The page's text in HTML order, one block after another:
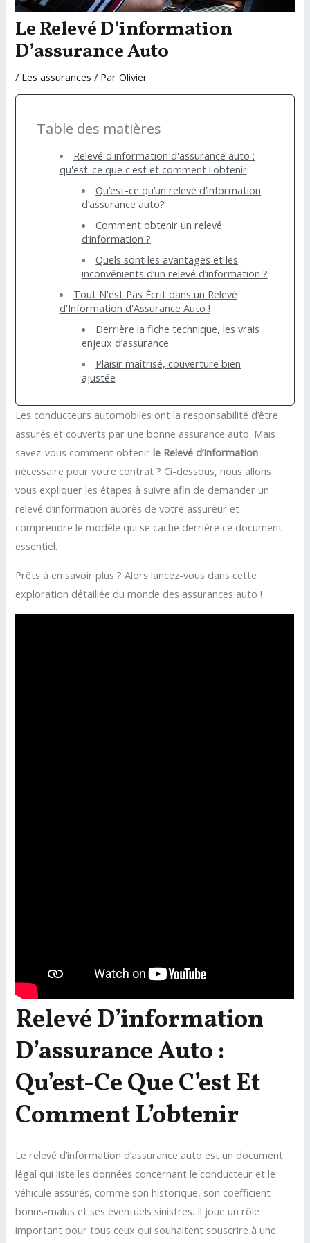
Le Relevé D’information
D’assurance Auto
/ Les assurances / ParOlivier
Table des matières
Relevé d'information d'assurance auto :
qu'est-ce que c'est et comment l'obtenir
Qu’est-ce qu’un relevé d’information
d’assurance auto?
Comment obtenir un relevé
d’information ?
Quels sont les avantages et les
inconvénients d’un relevé d’information ?
Tout N'est Pas Écrit dans un Relevé
d'Information d'Assurance Auto !
Derrière la fiche technique, les vrais
enjeux d’assurance
Plaisir maîtrisé, couverture bien
ajustée
Les conducteurs automobiles ont la responsabilité d’être
assurés et couverts par une bonne assurance auto. Mais
savez-vous comment obtenirle Relevé d’Information
nécessaire pour votre contrat ? Ci-dessous, nous allons
vous expliquer les étapes à suivre afin de demander un
relevé d’information auprès de votre assureur et
comprendre le modèle qui se cache derrière ce document
essentiel.
Prêts à en savoir plus ? Alors lancez-vous dans cette
exploration détaillée du monde des assurances auto !
Relevé D’information
D’assurance Auto :
Qu’est-Ce Que C’est Et
Comment L’obtenir
Le relevé d’information d’assurance auto est un document
légal qui liste les données concernant le conducteur et le
véhicule assurés, comme son historique, son coefficient
bonus-malus et ses éventuels sinistres. Il joue un rôle
important pour tous ceux qui souhaitent souscrire à une